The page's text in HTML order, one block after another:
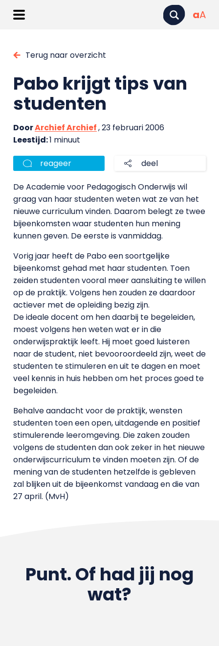
aA
Terug naar overzicht
Pabo krijgt tips van
studenten
DoorArchief Archief, 23 februari 2006
Leestijd:1 minuut
reageer deel
De Academie voor Pedagogisch Onderwijs wil
graag van haar studenten weten wat ze van het
nieuwe curriculum vinden. Daarom belegt ze twee
bijeenkomsten waar studenten hun mening
kunnen geven. De eerste is vanmiddag.
Vorig jaar heeft de Pabo een soortgelijke
bijeenkomst gehad met haar studenten. Toen
zeiden studenten vooral meer aansluiting te willen
op de praktijk. Volgens hen zouden ze daardoor
actiever met de opleiding bezig zijn.
De ideale docent om hen daarbij te begeleiden,
moest volgens hen weten wat er in die
onderwijspraktijk leeft. Hij moet goed luisteren
naar de student, niet bevooroordeeld zijn, weet de
studenten te stimuleren en uit te dagen en moet
veel kennis in huis hebben om het proces goed te
begeleiden.
Behalve aandacht voor de praktijk, wensten
studenten toen een open, uitdagende en positief
stimulerende leeromgeving. Die zaken zouden
volgens de studenten dan ook zeker in het nieuwe
onderwijscurriculum te vinden moeten zijn. Of de
mening van de studenten hetzelfde is gebleven
zal blijken uit de bijeenkomst vandaag en die van
27 april. (MvH)
Punt. Of had jij nog
wat?